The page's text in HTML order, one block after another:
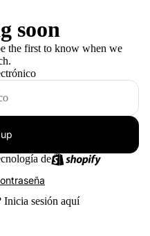
soon
the first to know when we
de
Inicia sesión aquí